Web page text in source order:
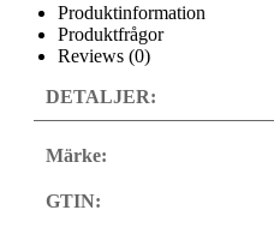
Produktinformation
Produktfrågor
Reviews (0)
DETALJER:
Märke:
GTIN: